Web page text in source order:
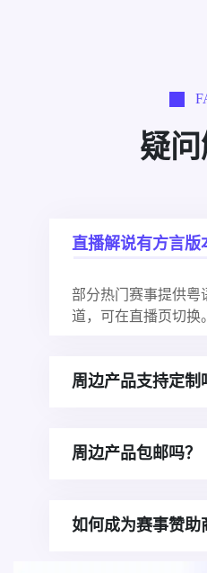
疑
直播解说有方言版
部分热门赛事提供粤
道，可在直播页切换。
周边产品支持定制
周边产品包邮吗？
如何成为赛事赞助